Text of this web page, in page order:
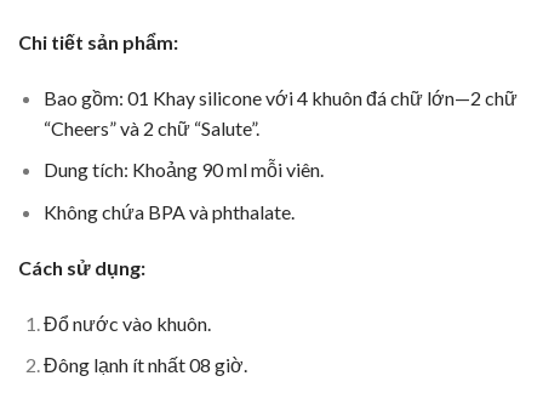
Chi tiết sản phẩm:
Bao gồm: 01 Khay silicone với 4 khuôn đá chữ lớn—2 chữ
“Cheers” và 2 chữ “Salute”.
Dung tích: Khoảng 90 ml mỗi viên.
Không chứa BPA và phthalate.
Cách sử dụng:
Đổ nước vào khuôn.
Đông lạnh ít nhất 08 giờ.